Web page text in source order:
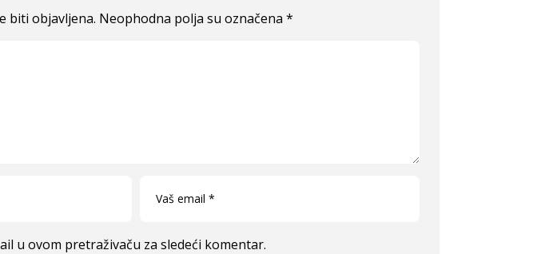
biti objavljena. Neophodna polja su označena *
u ovom pretraživaču za sledeći komentar.